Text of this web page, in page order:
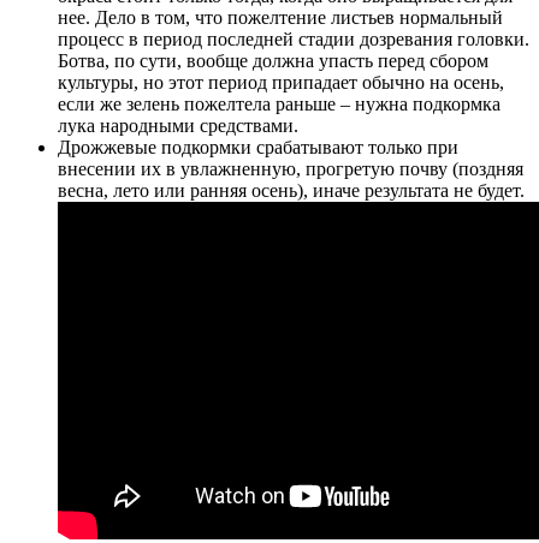
нее. Дело в том, что пожелтение листьев нормальный
процесс в период последней стадии дозревания головки.
Ботва, по сути, вообще должна упасть перед сбором
культуры, но этот период припадает обычно на осень,
если же зелень пожелтела раньше – нужна подкормка
лука народными средствами.
Дрожжевые подкормки срабатывают только при
внесении их в увлажненную, прогретую почву (поздняя
весна, лето или ранняя осень), иначе результата не будет.